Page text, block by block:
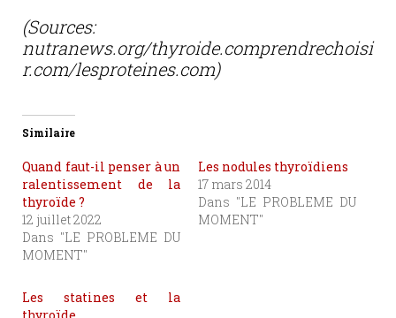
(Sources:
nutranews.org/thyroide.comprendrechoisi
r.com/lesproteines.com)
Similaire
Quand faut-il penser à un
ralentissement de la
thyroïde ?
12 juillet 2022
Dans "LE PROBLEME DU
MOMENT"
Les nodules thyroïdiens
17 mars 2014
Dans "LE PROBLEME DU
MOMENT"
Les statines et la